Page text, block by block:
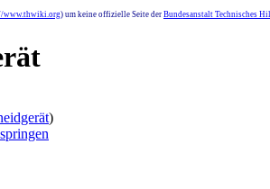
www.thwiki.org) um keine offizielle Seite der Bundesanstalt Technisches
)